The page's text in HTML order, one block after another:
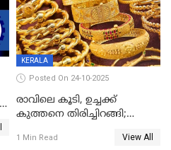
KERALA
Posted On 24-10-2025
രാവിലെ കൂടി, ഉച്ചക്ക്
കുത്തനെ തിരിച്ചിറങ്ങി;
കുറഞ്ഞു
1 Min Read View All